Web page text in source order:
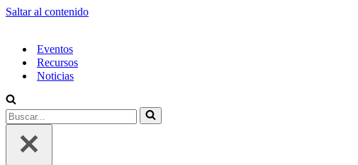
Saltar al contenido
Eventos
Recursos
Noticias
Buscar...